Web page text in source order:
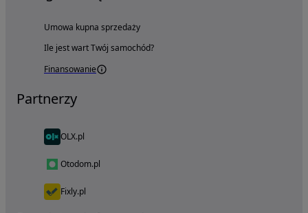
Umowa kupna sprzedaży
Ile jest wart Twój samochód?
Finansowanie
Partnerzy
OLX.pl
Otodom.pl
Fixly.pl